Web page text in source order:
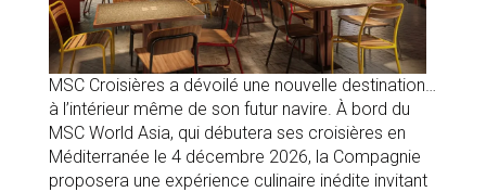
MSC Croisières a dévoilé une nouvelle destination…
à l’intérieur même de son futur navire. À bord du
MSC World Asia, qui débutera ses croisières en
Méditerranée le 4 décembre 2026, la Compagnie
proposera une expérience culinaire inédite invitant